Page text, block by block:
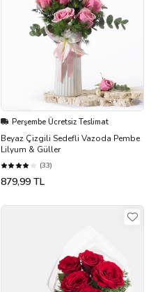
Perşembe Ücretsiz Teslimat
Beyaz Çizgili Sedefli Vazoda Pembe
Lilyum & Güller
(33)
879,99 TL